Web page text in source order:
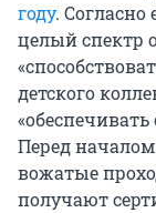
году. Согласно
целый спектр
детского
Перед
вожатые
получают